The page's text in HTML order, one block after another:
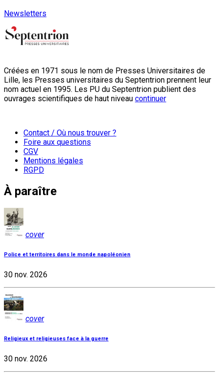
Newsletters
Créées en 1971 sous le nom de Presses Universitaires de
Lille, les Presses universitaires du Septentrion prennent leur
nom actuel en 1995. Les PU du Septentrion publient des
ouvrages scientifiques de haut niveau continuer
Contact / Où nous trouver ?
Foire aux questions
CGV
Mentions légales
RGPD
À paraître
cover
Police et territoires dans le monde napoléonien
30 nov. 2026
cover
Religieux et religieuses face à la guerre
30 nov. 2026